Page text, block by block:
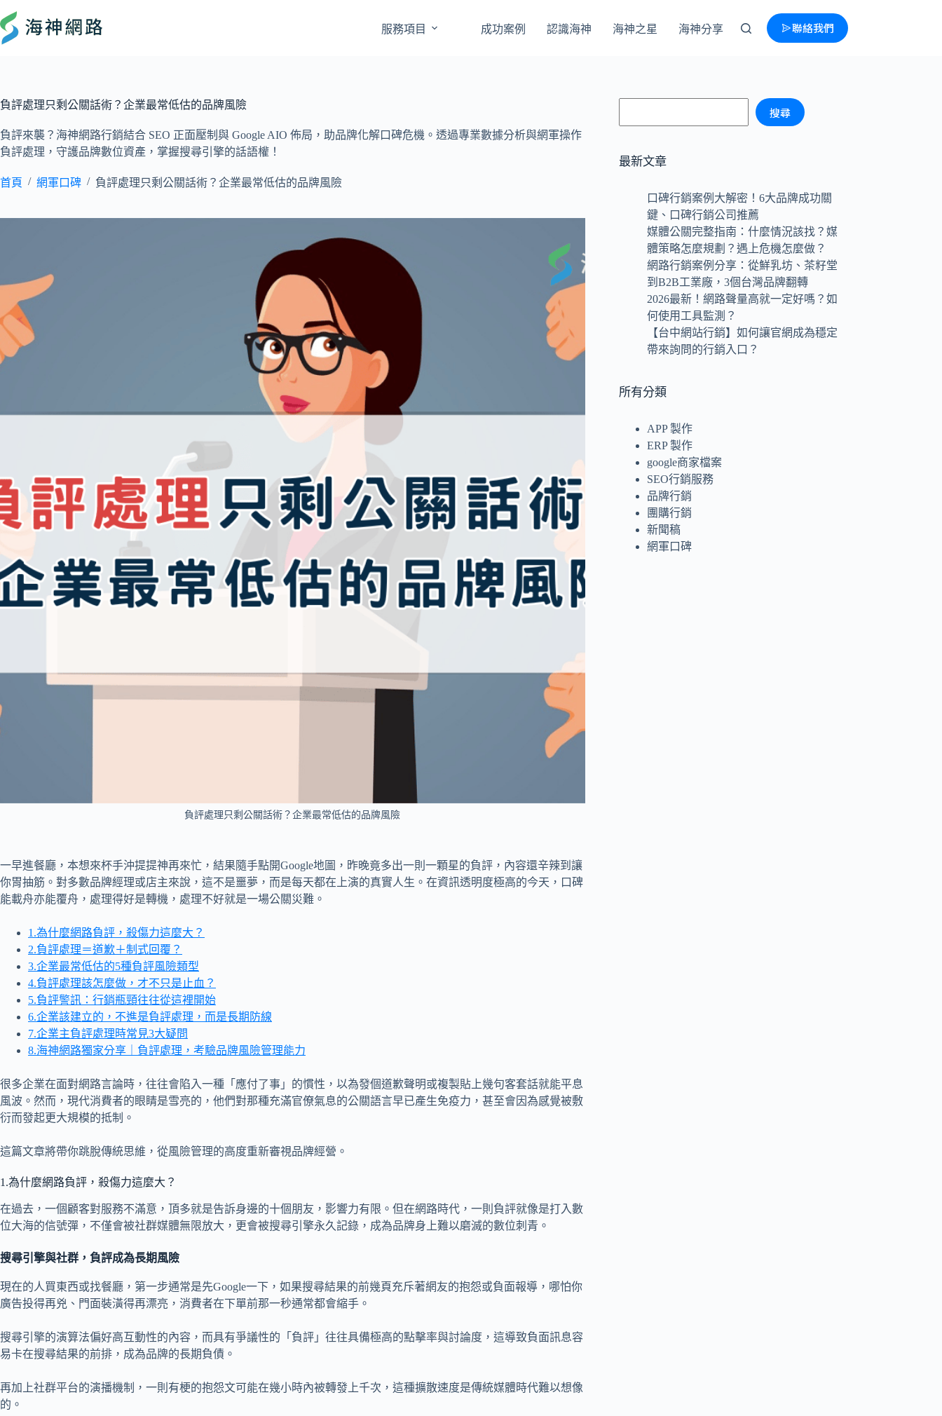
服務項目 成功案例 認識海神 海神之星 海神分享 聯絡我們
負評處理只剩公關話術？企業最常低估的品牌風險
負評來襲？海神網路行銷結合 SEO 正面壓制與 Google AIO 佈局，助品牌化解口碑危機。透過專業數據分析與網軍操作
負評處理，守護品牌數位資產，掌握搜尋引擎的話語權！
首頁 / 網軍口碑 / 負評處理只剩公關話術？企業最常低估的品牌風險
負評處理只剩公關話術？企業最常低估的品牌風險
一早進餐廳，本想來杯手沖提提神再來忙，結果隨手點開Google地圖，昨晚竟多出一則一顆星的負評，內容還辛辣到讓
你胃抽筋。對多數品牌經理或店主來說，這不是噩夢，而是每天都在上演的真實人生。在資訊透明度極高的今天，口碑
能載舟亦能覆舟，處理得好是轉機，處理不好就是一場公關災難。
1.為什麼網路負評，殺傷力這麼大？
2.負評處理＝道歉＋制式回覆？
3.企業最常低估的5種負評風險類型
4.負評處理該怎麼做，才不只是止血？
5.負評警訊：行銷瓶頸往往從這裡開始
6.企業該建立的，不進是負評處理，而是長期防線
7.企業主負評處理時常見3大疑問
8.海神網路獨家分享｜負評處理，考驗品牌風險管理能力
很多企業在面對網路言論時，往往會陷入一種「應付了事」的慣性，以為發個道歉聲明或複製貼上幾句客套話就能平息
風波。然而，現代消費者的眼睛是雪亮的，他們對那種充滿官僚氣息的公關語言早已產生免疫力，甚至會因為感覺被敷
衍而發起更大規模的抵制。
這篇文章將帶你跳脫傳統思維，從風險管理的高度重新審視品牌經營。
1.為什麼網路負評，殺傷力這麼大？
在過去，一個顧客對服務不滿意，頂多就是告訴身邊的十個朋友，影響力有限。但在網路時代，一則負評就像是打入數
位大海的信號彈，不僅會被社群媒體無限放大，更會被搜尋引擎永久記錄，成為品牌身上難以磨滅的數位刺青。
搜尋引擎與社群，負評成為長期風險
現在的人買東西或找餐廳，第一步通常是先Google一下，如果搜尋結果的前幾頁充斥著網友的抱怨或負面報導，哪怕你
廣告投得再兇、門面裝潢得再漂亮，消費者在下單前那一秒通常都會縮手。
搜尋引擎的演算法偏好高互動性的內容，而具有爭議性的「負評」往往具備極高的點擊率與討論度，這導致負面訊息容
易卡在搜尋結果的前排，成為品牌的長期負債。
再加上社群平台的演播機制，一則有梗的抱怨文可能在幾小時內被轉發上千次，這種擴散速度是傳統媒體時代難以想像
的。
搜尋
最新文章
口碑行銷案例大解密！6大品牌成功關
鍵、口碑行銷公司推薦
媒體公關完整指南：什麼情況該找？媒
體策略怎麼規劃？遇上危機怎麼做？
網路行銷案例分享：從鮮乳坊、茶籽堂
到B2B工業廠，3個台灣品牌翻轉
2026最新！網路聲量高就一定好嗎？如
何使用工具監測？
【台中網站行銷】如何讓官網成為穩定
帶來詢問的行銷入口？
所有分類
APP 製作
ERP 製作
google商家檔案
SEO行銷服務
品牌行銷
團購行銷
新聞稿
網軍口碑